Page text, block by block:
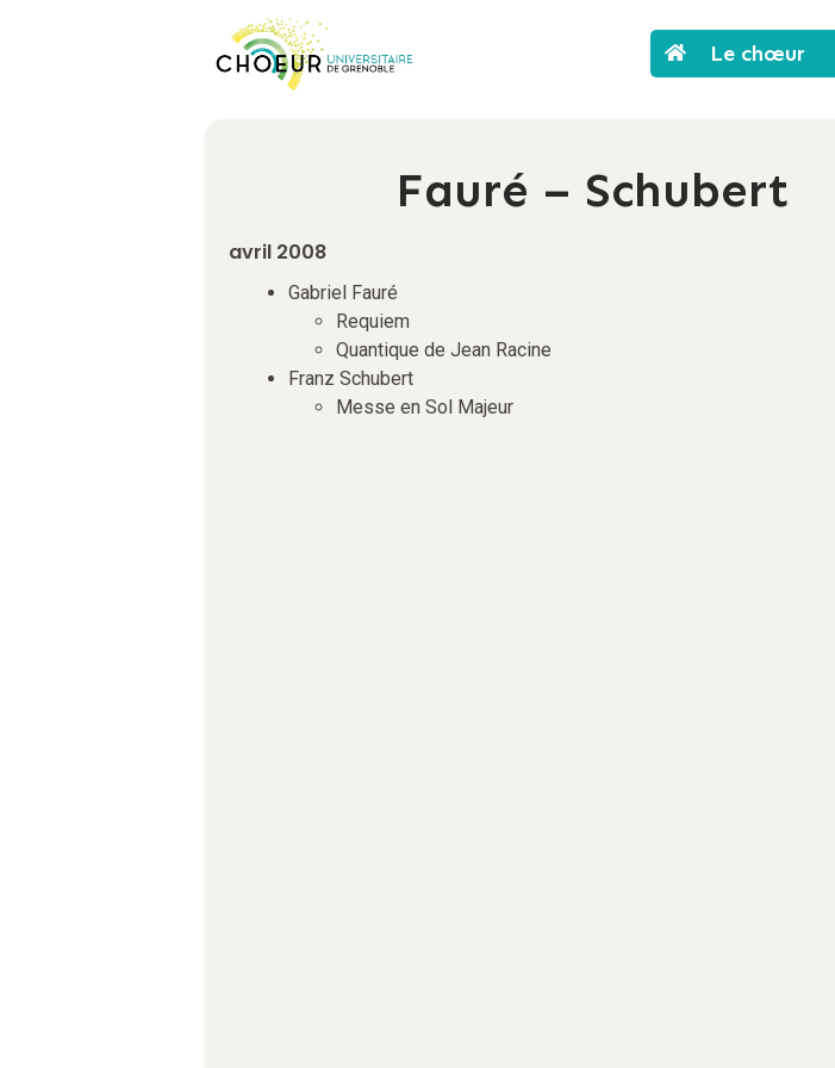
Le chœur
Fauré – Schubert
avril 2008
Gabriel Fauré
Requiem
Quantique de Jean Racine
Franz Schubert
Messe en Sol Majeur